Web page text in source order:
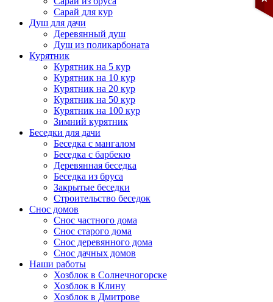
Сарай для кур
Душ для дачи
Деревянный душ
Душ из поликарбоната
Курятник
Курятник на 5 кур
Курятник на 10 кур
Курятник на 20 кур
Курятник на 50 кур
Курятник на 100 кур
Зимний курятник
Беседки для дачи
Беседка с мангалом
Беседка с барбекю
Деревянная беседка
Беседка из бруса
Закрытые беседки
Строительство беседок
Снос домов
Снос частного дома
Снос старого дома
Снос деревянного дома
Снос дачных домов
Наши работы
Хозблок в Солнечногорске
Хозблок в Клину
Хозблок в Дмитрове